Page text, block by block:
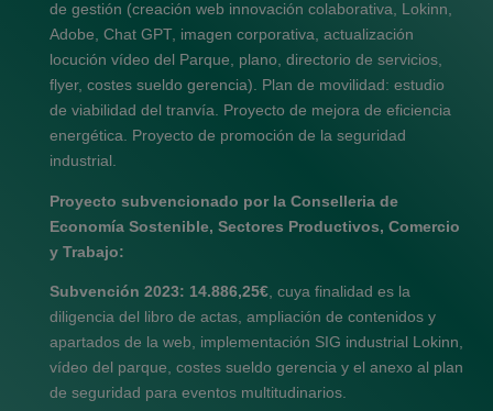
de gestión (creación web innovación colaborativa, Lokinn,
Adobe, Chat GPT, imagen corporativa, actualización
locución vídeo del Parque, plano, directorio de servicios,
flyer, costes sueldo gerencia). Plan de movilidad: estudio
de viabilidad del tranvía. Proyecto de mejora de eficiencia
energética. Proyecto de promoción de la seguridad
industrial.
Proyecto subvencionado por la Conselleria de
Economía Sostenible, Sectores Productivos, Comercio
y Trabajo:
Subvención 2023: 14.886,25€, cuya finalidad es la
diligencia del libro de actas, ampliación de contenidos y
apartados de la web, implementación SIG industrial Lokinn,
vídeo del parque, costes sueldo gerencia y el anexo al plan
de seguridad para eventos multitudinarios.